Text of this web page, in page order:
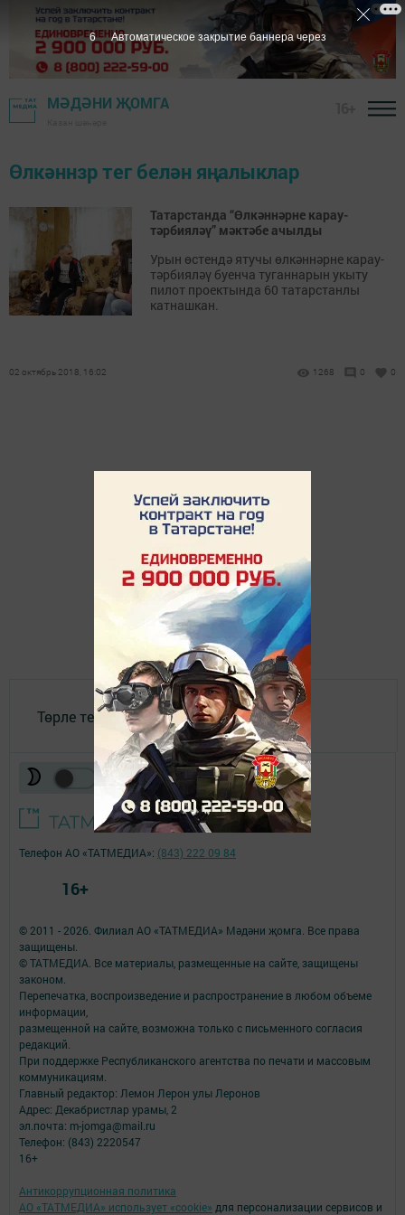
МӘДӘНИ ҖОМГА
Өлкәннзр тег белән яңалыклар
Татарстанда “Өлкәннәрне карау-
тәрбияләү” мәктәбе ачылды
Урын өстендә ятучы өлкәннәрне карау-
тәрбияләү буенча туганнарын укыту
пилот проектында 60 татарстанлы
катнашкан.
02 октябрь 2018, 16:02 1268 0 0
Төрле темалар
© 2011 - 2026. Филиал АО «ТАТМЕДИА» Мәдәни җомга. Все права
защищены.
© ТАТМЕДИА. Все материалы, размещенные на сайте, защищены
законом.
Перепечатка, воспроизведение и распространение в любом объеме
информации,
размещенной на сайте, возможна только с письменного согласия
редакций.
При поддержке Республиканского агентства по печати и массовым
коммуникациям.
Главный редактор: Лемон Лерон улы Леронов
Адрес: Декабристлар урамы, 2
эл.почта: m-jomga@mail.ru
Телефон: (843) 2220547
16+
Антикоррупционная политика
АО «ТАТМЕДИА» использует «cookie» для персонализации сервисов и
Телефон АО «ТАТМЕДИА»: (843) 222 09 84
16+
6 Автоматическое закрытие баннера через